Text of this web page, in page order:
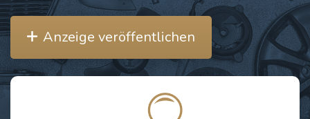
Anzeige veröffentlichen